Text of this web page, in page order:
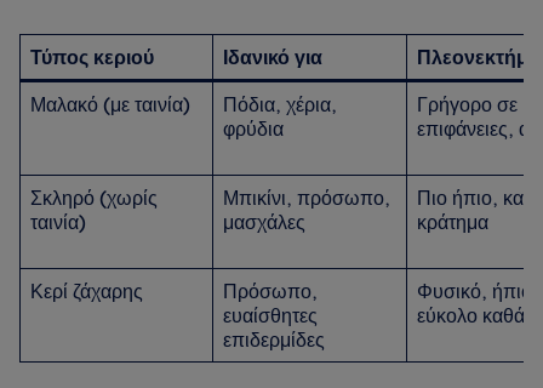
Τύπος κεριού Ιδανικό για
Μαλακό (με ταινία)
Πόδια, χέρια,
φρύδια
Γρήγορο σε
επιφάνειες,
Σκληρό (χωρίς
ταινία)
Μπικίνι, πρόσωπο,
μασχάλες
Πιο ήπιο, καλό
κράτημα
Κερί ζάχαρης
Πρόσωπο,
ευαίσθητες
επιδερμίδες
Φυσικό, ήπιο,
εύκολο